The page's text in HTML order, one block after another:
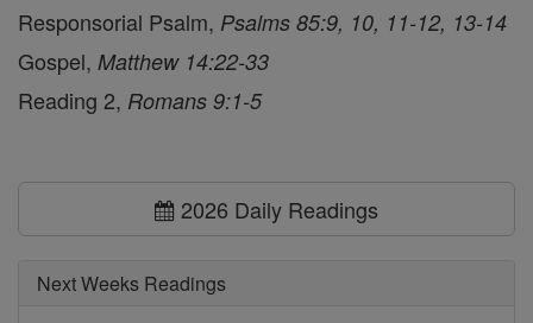
Responsorial Psalm, Psalms 85:9, 10, 11-12, 13-14
Gospel, Matthew 14:22-33
Reading 2, Romans 9:1-5
2026 Daily Readings
Next Weeks Readings